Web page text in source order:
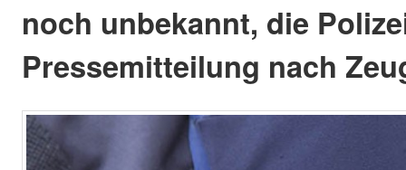
noch unbekannt, die
Pressemitteilung nach